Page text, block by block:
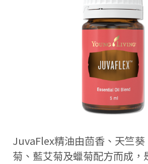
JuvaFlex精油由茴香、天竺
菊、藍艾菊及蠟菊配方而成，